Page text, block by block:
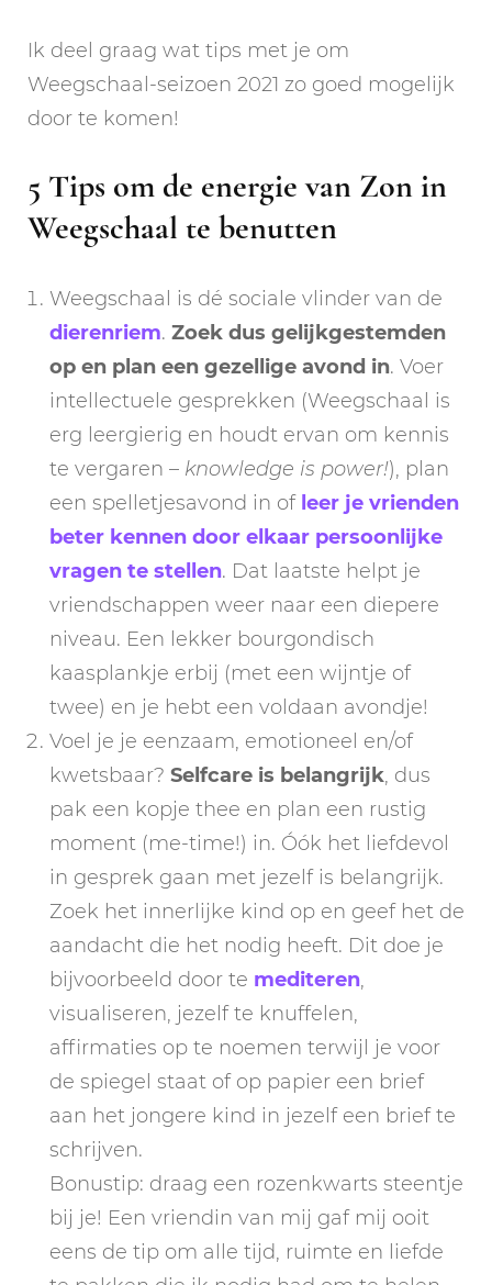
Ik deel graag wat tips met je om
Weegschaal-seizoen 2021 zo goed mogelijk
door te komen!
5 Tips om de energie van Zon in
Weegschaal te benutten
Weegschaal is dé sociale vlinder van de
dierenriem. Zoek dus gelijkgestemden
op en plan een gezellige avond in. Voer
intellectuele gesprekken (Weegschaal is
erg leergierig en houdt ervan om kennis
te vergaren – knowledge is power!), plan
een spelletjesavond in of leer je vrienden
beter kennen door elkaar persoonlijke
vragen te stellen. Dat laatste helpt je
vriendschappen weer naar een diepere
niveau. Een lekker bourgondisch
kaasplankje erbij (met een wijntje of
twee) en je hebt een voldaan avondje!
Voel je je eenzaam, emotioneel en/of
kwetsbaar? Selfcare is belangrijk, dus
pak een kopje thee en plan een rustig
moment (me-time!) in. Óók het liefdevol
in gesprek gaan met jezelf is belangrijk.
Zoek het innerlijke kind op en geef het de
aandacht die het nodig heeft. Dit doe je
bijvoorbeeld door te mediteren,
visualiseren, jezelf te knuffelen,
affirmaties op te noemen terwijl je voor
de spiegel staat of op papier een brief
aan het jongere kind in jezelf een brief te
schrijven.
Bonustip: draag een rozenkwarts steentje
bij je! Een vriendin van mij gaf mij ooit
eens de tip om alle tijd, ruimte en liefde